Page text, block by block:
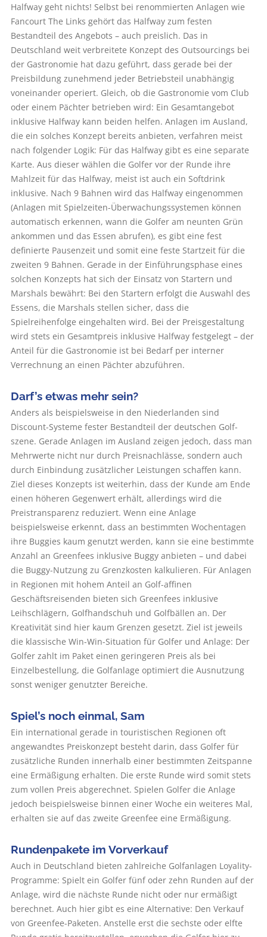
Halfway geht nichts! Selbst bei renommierten Anlagen wie
Fancourt The Links gehört das Halfway zum festen
Bestandteil des Angebots – auch preislich. Das in
Deutschland weit verbreitete Konzept des Outsourcings bei
der Gastronomie hat dazu geführt, dass gerade bei der
Preisbildung zunehmend jeder Betriebs­teil unabhängig
voneinander operiert. Gleich, ob die Gastronomie vom Club
oder einem Pächter betrieben wird: Ein Gesamtangebot
inklusive Halfway kann beiden helfen. Anlagen im Ausland,
die ein solches Konzept bereits anbieten, verfahren meist
nach folgender Logik: Für das Halfway gibt es eine separate
Karte. Aus dieser wählen die Golfer vor der Runde ihre
Mahlzeit für das Halfway, meist ist auch ein Softdrink
inklusive. Nach 9 Bahnen wird das Halfway eingenommen
(Anlagen mit Spielzeiten-Überwachungssystemen können
automatisch erkennen, wann die Golfer am neunten Grün
ankommen und das Essen abrufen), es gibt eine fest
definierte Pausenzeit und somit eine feste Startzeit für die
zweiten 9 Bahnen. Gerade in der Einführungsphase eines
solchen Konzepts hat sich der Einsatz von Startern und
Marshals bewährt: Bei den Startern erfolgt die Auswahl des
Essens, die Marshals stellen sicher, dass die
Spielreihenfolge eingehalten wird. Bei der Preisgestaltung
wird stets ein Gesamtpreis inklusive Halfway festgelegt – der
Anteil für die Gastronomie ist bei Bedarf per interner
Verrechnung an einen Pächter abzuführen.
Darf’s etwas mehr sein?
Anders als beispielsweise in den Niederlanden sind
Discount-Systeme fester Bestandteil der deutschen Golf­
szene. Gerade Anlagen im Ausland zeigen jedoch, dass man
Mehrwerte nicht nur durch Preisnachlässe, sondern auch
durch Einbindung zusätzlicher Leistungen schaffen kann.
Ziel dieses Konzepts ist weiterhin, dass der Kunde am Ende
einen höheren Gegenwert erhält, allerdings wird die
Preistransparenz reduziert. Wenn eine Anlage
beispielsweise erkennt, dass an bestimmten Wochentagen
ihre Buggies kaum genutzt werden, kann sie eine bestimmte
Anzahl an Greenfees inklusive Buggy anbieten – und dabei
die Buggy-Nutzung zu Grenzkosten kalkulieren. Für Anlagen
in Regionen mit hohem Anteil an Golf-affinen
Geschäftsreisenden bieten sich Greenfees inklusive
Leihschlägern, Golfhandschuh und Golfbällen an. Der
Kreativität sind hier kaum Grenzen gesetzt. Ziel ist jeweils
die klassische Win-Win-Situation für Golfer und Anlage: Der
Golfer zahlt im Paket einen geringeren Preis als bei
Einzelbestellung, die Golfanlage optimiert die Ausnutzung
sonst weniger genutzter Bereiche.
Spiel’s noch einmal, Sam
Ein international gerade in touristischen Regionen oft
angewandtes Preiskonzept besteht darin, dass Golfer für
zusätzliche Runden innerhalb einer bestimmten Zeitspanne
eine Ermäßigung erhalten. Die erste Runde wird somit stets
zum vollen Preis abgerechnet. Spielen Golfer die Anlage
jedoch beispielsweise binnen einer Woche ein weiteres Mal,
erhalten sie auf das zweite Greenfee eine Ermäßigung.
Rundenpakete im Vorverkauf
Auch in Deutschland bieten zahlreiche Golfanlagen Loyality-
Programme: Spielt ein Golfer fünf oder zehn Runden auf der
Anlage, wird die nächste Runde nicht oder nur ermäßigt
berechnet. Auch hier gibt es eine Alternative: Den Verkauf
von Greenfee-Paketen. Anstelle erst die sechste oder elfte